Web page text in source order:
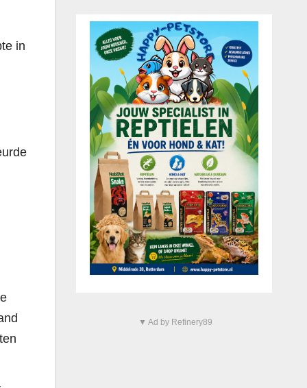
in
▼ Ad by Refinery89